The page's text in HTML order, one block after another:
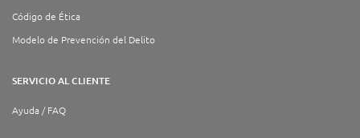
Código de Ética
Modelo de Prevención del Delito
SERVICIO AL CLIENTE
Ayuda / FAQ